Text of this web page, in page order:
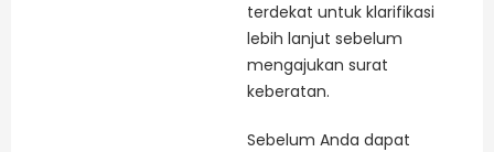
terdekat untuk klarifikasi
lebih lanjut sebelum
mengajukan surat
keberatan.
Sebelum Anda dapat